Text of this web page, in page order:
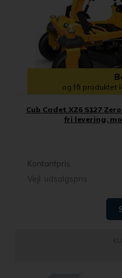
og få produktet
Cub Cadet XZ6 S127
fri levering,
Kontantpris
Vejl. udsalgspris